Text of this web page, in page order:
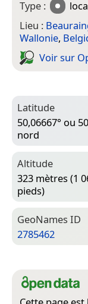
Type :
Lieu :
Wallonie,
Voir sur
Latitude
50,06667° ou
nord
Altitude
323 mètres (1
pieds)
Geo­Names ID
2785462